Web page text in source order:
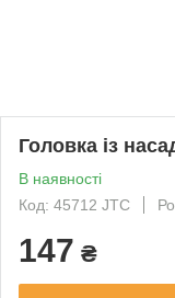
Головка із
В наявності
Код: 45712 JTC
147 ₴